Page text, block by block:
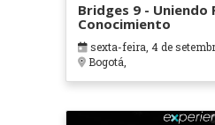
Bridges 9 - Uniendo
Conocimiento
sexta-feira, 4 de
Bogotá,